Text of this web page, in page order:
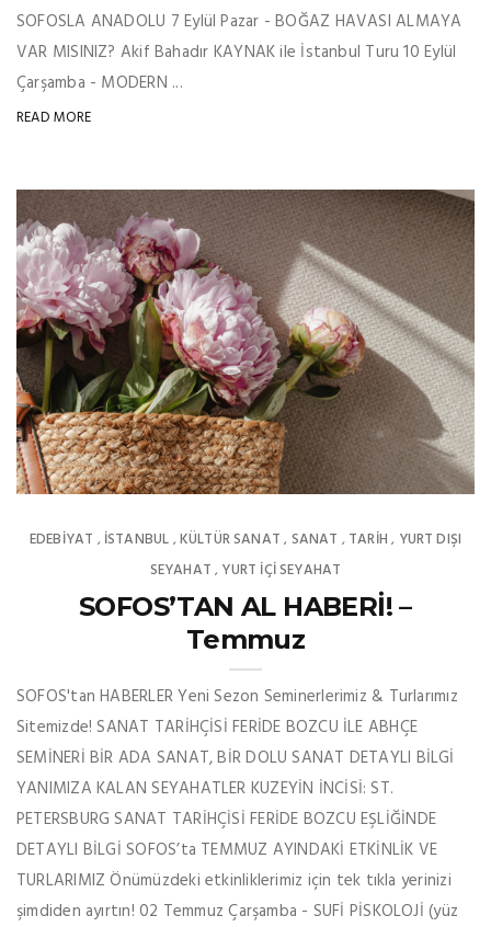
SOFOSLA ANADOLU 7 Eylül Pazar - BOĞAZ HAVASI ALMAYA
VAR MISINIZ? Akif Bahadır KAYNAK ile İstanbul Turu 10 Eylül
Çarşamba - MODERN ...
READ MORE
EDEBIYAT , İSTANBUL ,KÜLTÜR SANAT , SANAT , TARİH , YURT DIŞI
SEYAHAT , YURT İÇİ SEYAHAT
SOFOS’TAN AL HABERİ! –
Temmuz
SOFOS'tan HABERLER Yeni Sezon Seminerlerimiz & Turlarımız
Sitemizde! SANAT TARİHÇİSİ FERİDE BOZCU İLE ABHÇE
SEMİNERİ BİR ADA SANAT, BİR DOLU SANAT DETAYLI BİLGİ
YANIMIZA KALAN SEYAHATLER KUZEYİN İNCİSİ: ST.
PETERSBURG SANAT TARİHÇİSİ FERİDE BOZCU EŞLİĞİNDE
DETAYLI BİLGİ SOFOS’ta TEMMUZ AYINDAKİ ETKİNLİK VE
TURLARIMIZ Önümüzdeki etkinliklerimiz için tek tıkla yerinizi
şimdiden ayırtın! 02 Temmuz Çarşamba - SUFİ PİSKOLOJİ (yüz